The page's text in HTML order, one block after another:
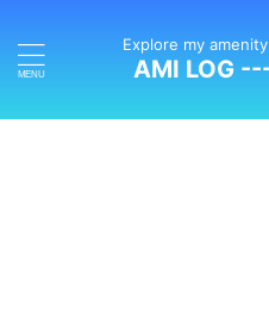
Explore my
AMI LOG